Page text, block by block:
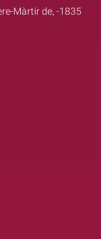
Màrtir de, -1835